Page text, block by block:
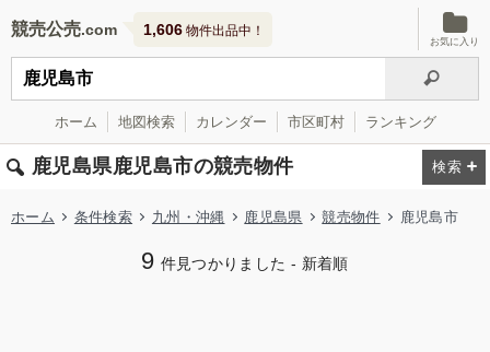
競売公売 1,606 物件出品中！
お気に入り
ホーム 地図検索 カレンダー 市区町村 ランキング
鹿児島県鹿児島市の競売物件
ホーム 条件検索 九州・沖縄 鹿児島県 競売物件 鹿児島市
9 件見つかりました - 新着順